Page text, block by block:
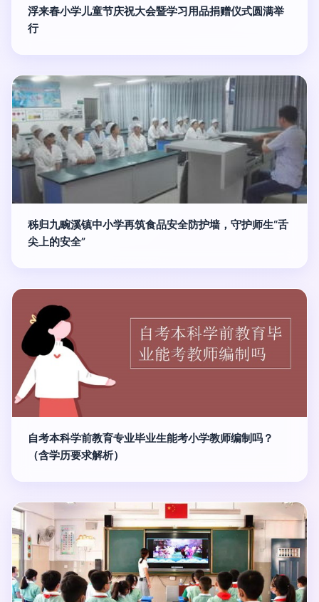
浮来春小学儿童节庆祝大会暨学习用品捐赠仪式圆满举
行
秭归九畹溪镇中小学再筑食品安全防护墙，守护师生“舌
尖上的安全”
自考本科学前教育专业毕业生能考小学教师编制吗？
（含学历要求解析）